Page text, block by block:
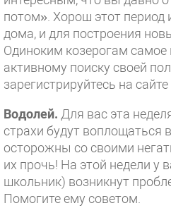
потом». Хорош этот период
дома, и для построения
Одиноким козерогам самое
активному поиску своей
зарегистрируйтесь на
Водолей. Для вас эта
страхи будут воплощаться
осторожны со своими
их прочь! На этой недели у
школьник) возникнут
Помогите ему советом.